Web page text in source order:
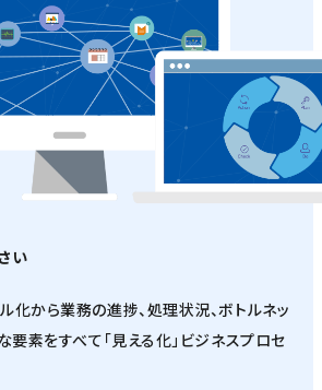
い
化から業務の進捗、処理状況、ボトルネッ
要素をすべて「見える化」ビジネスプロセ